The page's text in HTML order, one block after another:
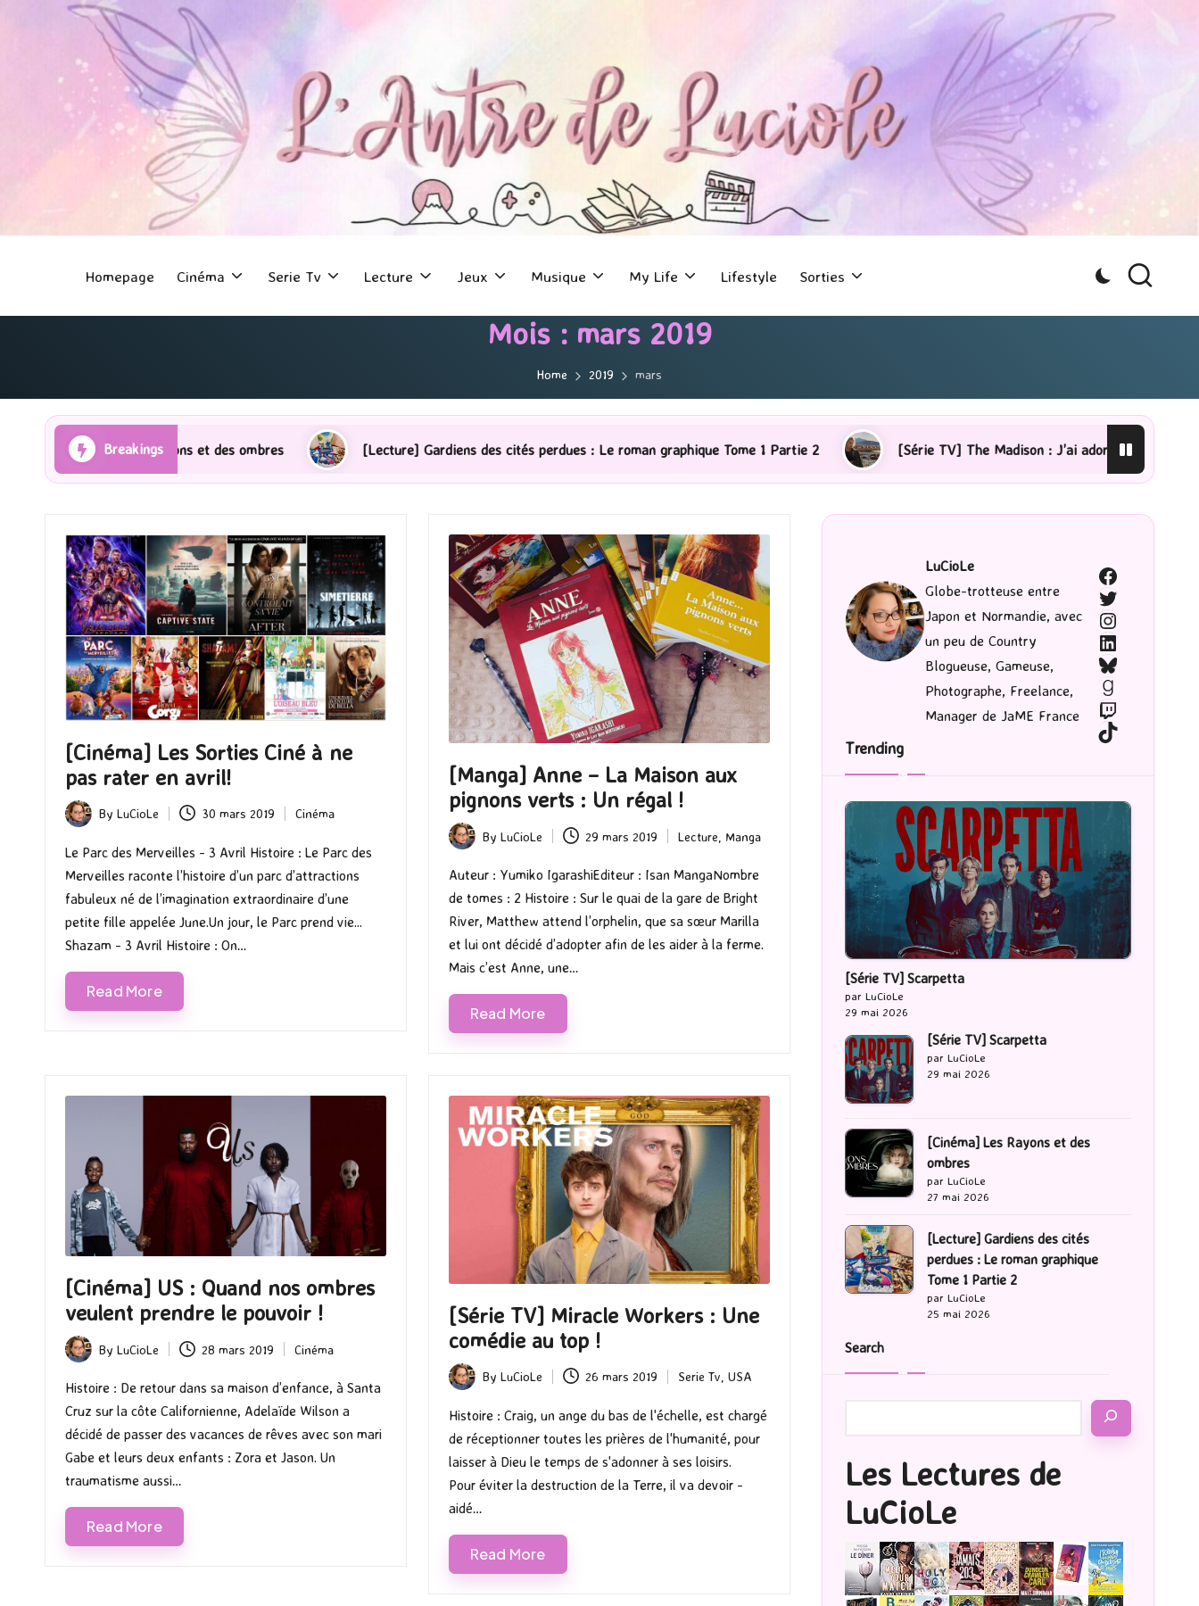
Homepage Cinéma Serie Tv Lecture Jeux Musique My Life Lifestyle Sorties
Mois : mars 2019
Home 2019 mars
Breakings
et des ombres [Lecture] Gardiens des cités perdues : Le roman graphique Tome 1 Partie 2 [Série TV] The Madison : J’ai adoré ! [Lecture] La femme de
[Cinéma] Les Sorties Ciné à ne
pas rater en avril!
Posted
by
By LuCioLe 30 mars 2019
Posted
Cinéma
Le Parc des Merveilles - 3 Avril Histoire : Le Parc des
Merveilles raconte l’histoire d’un parc d’attractions
fabuleux né de l’imagination extraordinaire d’une
petite fille appelée June.Un jour, le Parc prend vie...
Shazam - 3 Avril Histoire : On…
Read More
[Manga] Anne – La Maison aux
pignons verts : Un régal !
Posted
by
By LuCioLe 29 mars 2019
Posted
in
Lecture Manga
Auteur : Yumiko IgarashiEditeur : Isan MangaNombre
de tomes : 2 Histoire : Sur le quai de la gare de Bright
River, Matthew attend l’orphelin, que sa sœur Marilla
et lui ont décidé d’adopter afin de les aider à la ferme.
Mais c’est Anne, une…
Read More
[Cinéma] US : Quand nos ombres
veulent prendre le pouvoir !
Posted
by
By LuCioLe 28 mars 2019
Posted
in
Cinéma
Histoire : De retour dans sa maison d’enfance, à Santa
Cruz sur la côte Californienne, Adelaïde Wilson a
décidé de passer des vacances de rêves avec son mari
Gabe et leurs deux enfants : Zora et Jason. Un
traumatisme aussi…
Read More
[Série TV] Miracle Workers : Une
comédie au top !
Posted
by
By LuCioLe 26 mars 2019
Posted
in
Serie Tv ,USA
Histoire : Craig, un ange du bas de l'échelle, est chargé
de réceptionner toutes les prières de l'humanité, pour
laisser à Dieu le temps de s'adonner à ses loisirs.
Pour éviter la destruction de la Terre, il va devoir -
aidé…
Read More
LuCioLe
Globe-trotteuse entre
Japon et Normandie, avec
un peu de Country
Blogueuse, Gameuse,
Photographe, Freelance,
Manager de JaME France
Facebook
Twitter
Instagram
LinkedIn
Bluesky
Goodreads
Twitch
TikTok
Trending
[Série TV] Scarpetta
par LuCioLe
29 mai 2026
[Série TV] Scarpetta
par LuCioLe
29 mai 2026
[Cinéma] Les Rayons et des
ombres
par LuCioLe
27 mai 2026
[Lecture] Gardiens des cités
perdues : Le roman graphique
Tome 1 Partie 2
par LuCioLe
25 mai 2026
Search
Les Lectures de
LuCioLe